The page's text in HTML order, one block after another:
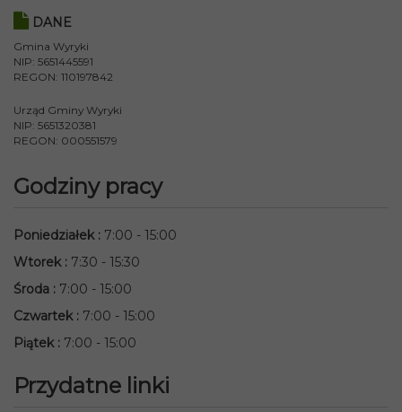
DANE
Gmina Wyryki
NIP: 5651445591
REGON: 110197842
Urząd Gminy Wyryki
NIP: 5651320381
REGON: 000551579
Godziny pracy
Poniedziałek: 7:00 - 15:00
Wtorek: 7:30 - 15:30
Środa : 7:00 - 15:00
Czwartek: 7:00 - 15:00
Piątek: 7:00 - 15:00
Przydatne linki